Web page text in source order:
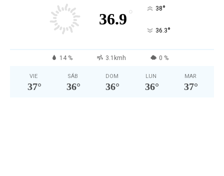
36.9 ° 38°
36.3°
14 % 3.1kmh 0 %
VIE
37°
SÁB
36°
DOM
36°
LUN
36°
MAR
37°